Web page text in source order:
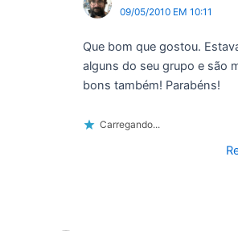
09/05/2010 EM 10:11
Que bom que gostou.
alguns do seu grupo e são
bons também! Parabéns!
Carregando...